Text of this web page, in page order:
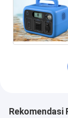
Rekomendasi